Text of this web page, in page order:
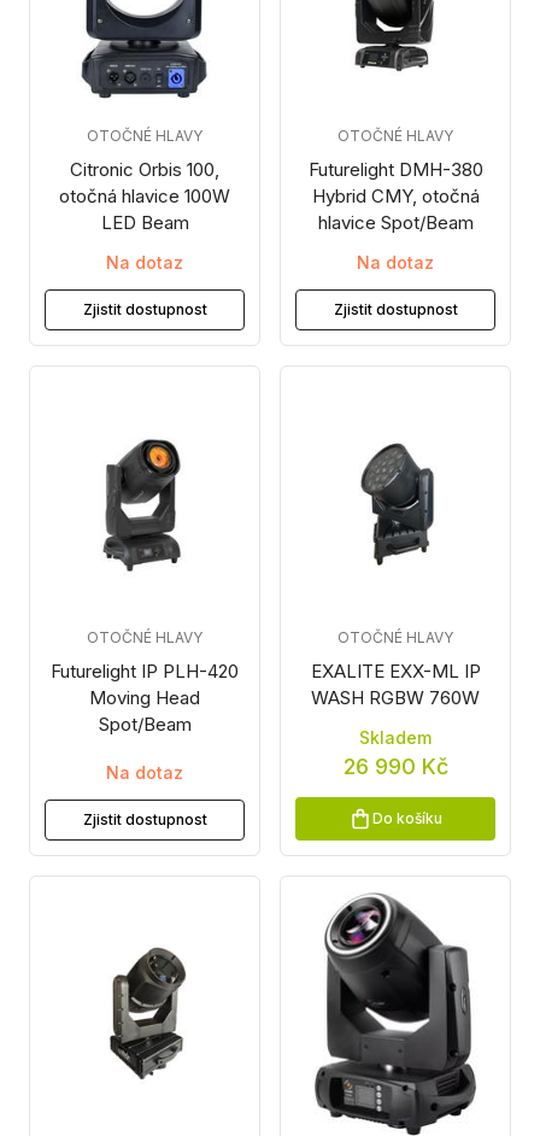
Citronic Orbis 100,
otočná hlavice 100W
LED Beam
OTOČNÉ HLAVY
Na dotaz
Zjistit dostupnost
Futurelight DMH-380
Hybrid CMY, otočná
hlavice Spot/Beam
OTOČNÉ HLAVY
Na dotaz
Zjistit dostupnost
Futurelight IP PLH-420
Moving Head
Spot/Beam
OTOČNÉ HLAVY
Na dotaz
Zjistit dostupnost
EXALITE EXX-ML IP
WASH RGBW 760W
OTOČNÉ HLAVY
Skladem
26 990 Kč
Do košíku